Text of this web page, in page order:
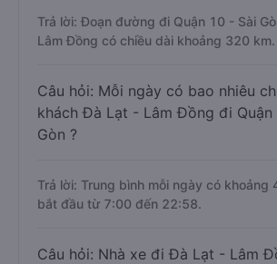
Trả lời: Đoạn đường đi Quận 10 - Sài
Lâm Đồng có chiều dài khoảng 320 km.
Câu hỏi: Mỗi ngày có bao nhiêu
khách Đà Lạt - Lâm Đồng đi Quận
Gòn ?
Trả lời: Trung bình mỗi ngày có khoảng
bắt đầu từ 7:00 đến 22:58.
Câu hỏi: Nhà xe đi Đà Lạt - Lâm